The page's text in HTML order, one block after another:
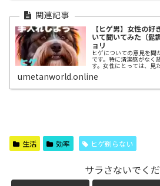
【ヒゲ男】女性の
いて聞いてみた（髭
ョリ
ヒゲについての意見を聞
です。特に清潔感がなく
す。女性にとっては、見
イントの1つですからね
ってヒゲはファッション
umetanworld.online
生活 効率 ヒゲ剃らない
サラさないでく